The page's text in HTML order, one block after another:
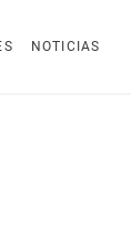
NOTICIAS